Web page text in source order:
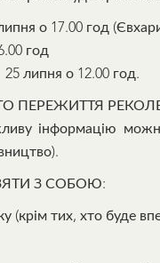
о 17.00 год
год
липня о 12.00 год.
ПЕРЕЖИТТЯ
інформацію
З СОБОЮ:
(крім тих, хто буде